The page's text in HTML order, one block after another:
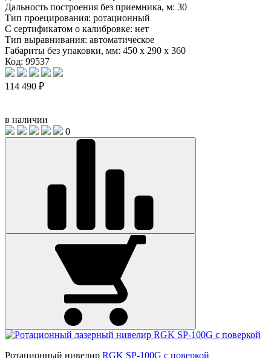
Дальность построения без приемника, м: 30
Тип проецирования: ротационный
С сертификатом о калибровке: нет
Тип выравнивания: автоматическое
Габариты без упаковки, мм: 450 x 290 x 360
Код: 99537
114 490 ₽
в наличии
0
Ротационный нивелир RGK SP-100G с поверкой